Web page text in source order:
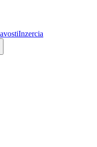
Inzercia